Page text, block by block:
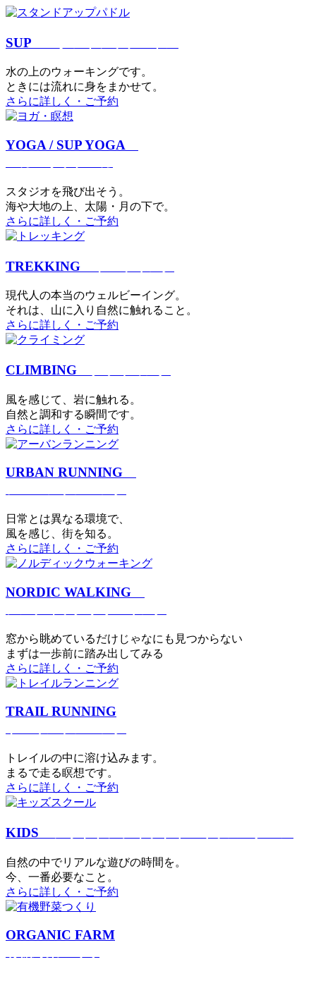
SUP
⽔の上のウォーキングです。
ときには流れに身をまかせて。
さらに詳しく・ご予約
YOGA / SUP YOGA
スタジオを⾶び出そう。
海や大地の上、太陽・⽉の下で。
さらに詳しく・ご予約
TREKKING
現代⼈の本当のウェルビーイング。
それは、⼭に⼊り⾃然に触れること。
さらに詳しく・ご予約
CLIMBING
⾵を感じて、岩に触れる。
⾃然と調和する瞬間です。
さらに詳しく・ご予約
URBAN RUNNING
日常とは異なる環境で、
風を感じ、街を知る。
さらに詳しく・ご予約
NORDIC WALKING
窓から眺めているだけじゃなにも見つからない
まずは一歩前に踏み出してみる
さらに詳しく・ご予約
TRAIL RUNNING
トレイルの中に溶け込みます。
まるで⾛る瞑想です。
さらに詳しく・ご予約
KIDS
⾃然の中でリアルな遊びの時間を。
今、⼀番必要なこと。
さらに詳しく・ご予約
ORGANIC FARM